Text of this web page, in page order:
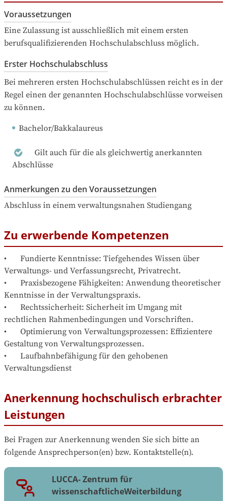
Voraussetzungen
Eine Zulassung ist ausschließlich mit einem ersten
berufsqualifizierenden Hochschulabschluss möglich.
Erster Hochschulabschluss
Bei mehreren ersten Hochschulabschlüssen reicht es in der
Regel einen der genannten Hochschulabschlüsse vorweisen
zu können.
Bachelor/Bakkalaureus
Gilt auch für die als gleichwertig anerkannten
Abschlüsse
Anmerkungen zu den Voraussetzungen
Abschluss in einem verwaltungsnahen Studiengang
Zu erwerbende Kompetenzen
•	Fundierte Kenntnisse: Tiefgehendes Wissen über
Verwaltungs- und Verfassungsrecht, Privatrecht.
•	Praxisbezogene Fähigkeiten: Anwendung theoretischer
Kenntnisse in der Verwaltungspraxis.
•	Rechtssicherheit: Sicherheit im Umgang mit
rechtlichen Rahmenbedingungen und Vorschriften.
•	Optimierung von Verwaltungsprozessen: Effizientere
Gestaltung von Verwaltungsprozessen.
•	Laufbahnbefähigung für den gehobenen
Verwaltungsdienst
Anerkennung hochschulisch erbrachter
Leistungen
Bei Fragen zur Anerkennung wenden Sie sich bitte an
folgende Ansprechperson(en) bzw. Kontaktstelle(n).
LUCCA- Zentrum für
wissenschaftlicheWeiterbildung